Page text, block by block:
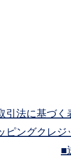
引法に基づく
ピングクレジ
■